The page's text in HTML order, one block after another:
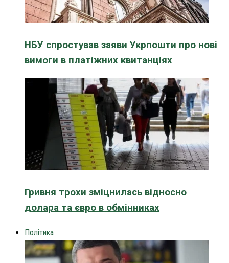
НБУ спростував заяви Укрпошти про нові
вимоги в платіжних квитанціях
Гривня трохи зміцнилась відносно
долара та євро в обмінниках
Політика